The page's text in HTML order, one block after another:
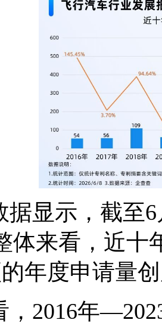
据显示，截至
体来看，近十
年度申请量
，2016年